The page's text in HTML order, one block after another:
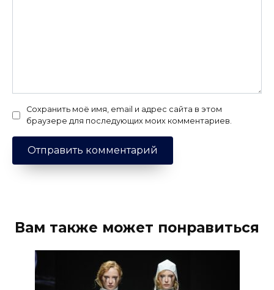
Сохранить моё имя, email и адрес сайта в этом
браузере для последующих моих комментариев.
Вам также может понравиться